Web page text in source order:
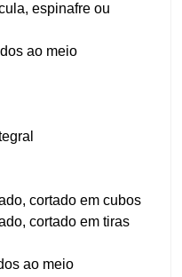
espinafre ou
ao meio
cortado em cubos
cortado em tiras
ao meio